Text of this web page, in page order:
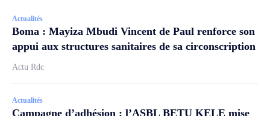
Actualités
Boma : Mayiza Mbudi Vincent de Paul renforce son
appui aux structures sanitaires de sa circonscription
Actu Rdc
Actualités
Campagne d’adhésion : l’ASBL BETU KELE mise